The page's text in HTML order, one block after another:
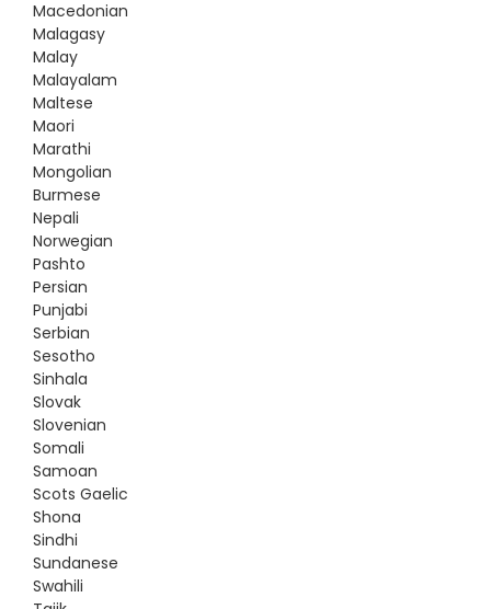
Macedonian
Malagasy
Malay
Malayalam
Maltese
Maori
Marathi
Mongolian
Burmese
Nepali
Norwegian
Pashto
Persian
Punjabi
Serbian
Sesotho
Sinhala
Slovak
Slovenian
Somali
Samoan
Scots Gaelic
Shona
Sindhi
Sundanese
Swahili